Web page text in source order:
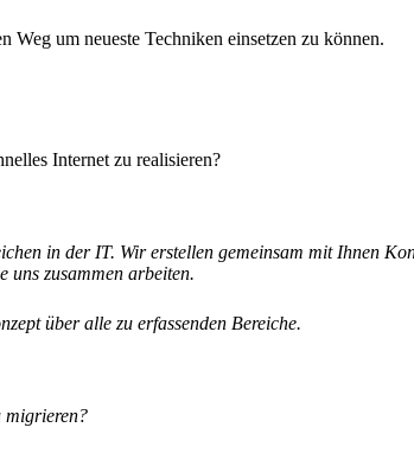
um neueste Techniken einsetzen zu können.
Internet zu realisieren?
in der IT. Wir erstellen gemeinsam mit Ihnen
uns zusammen arbeiten.
über alle zu erfassenden Bereiche.
migrieren?